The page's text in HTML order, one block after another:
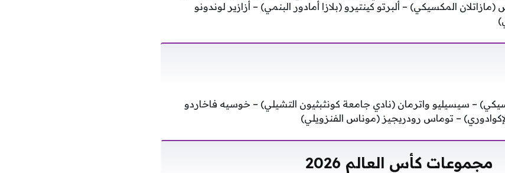
المكسيكي) – ألبرتو كينتيرو (بلازا أمادور البنمي) – أزازير لوندونو
– سيسيليو واترمان (نادي جامعة كونثبثيون التشيلي) – خوسيه فاخاردو
– توماس رودريجيز (موناس الفنزويلي)
مجموعات كأس العالم 2026